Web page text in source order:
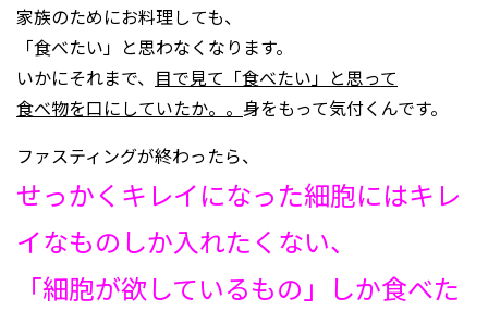
家族のためにお料理しても、
「食べたい」と思わなくなります。
いかにそれまで、 目で見て「食べたい」と思って
食べ物を口にしていたか。。 身をもって気付くんです。
ファスティングが終わったら、
せっかくキレイになった細胞にはキレ
イなものしか入れたくない、
「細胞が欲しているもの」しか食べた